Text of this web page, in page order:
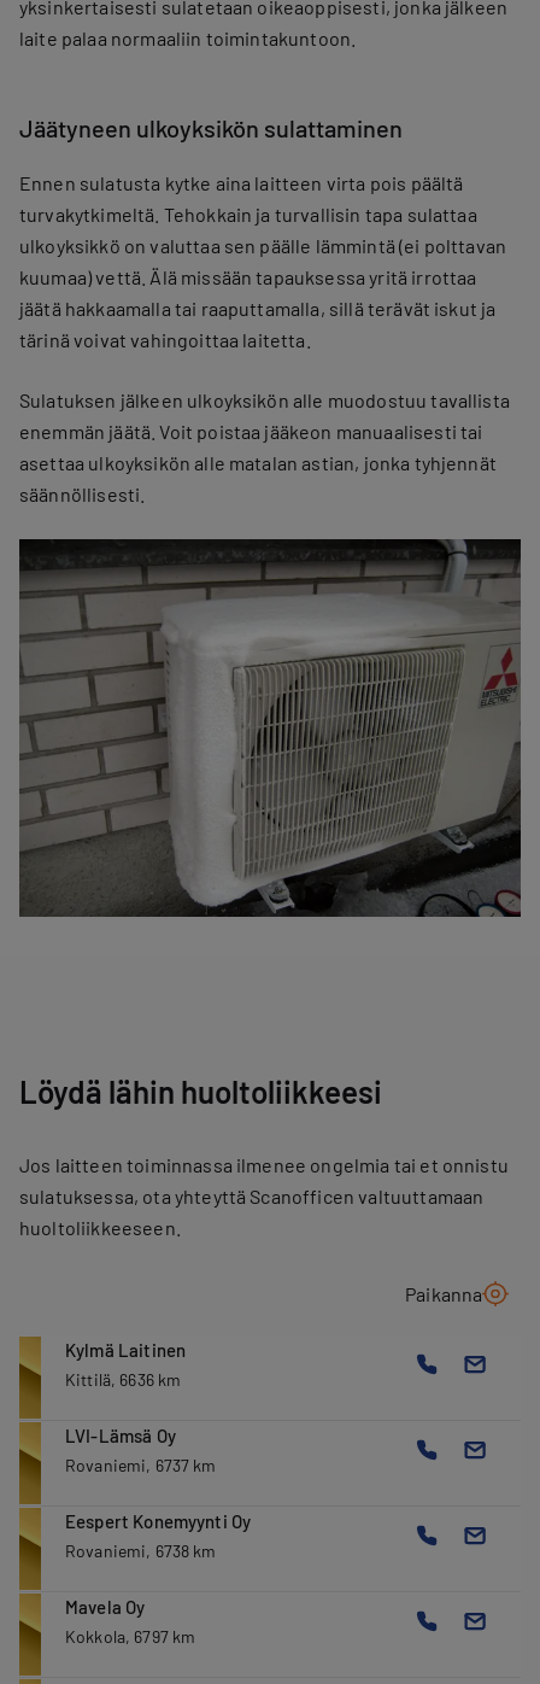
yksinkertaisesti sulatetaan oikeaoppisesti, jonka jälkeen
laite palaa normaaliin toimintakuntoon.
Jäätyneen ulkoyksikön sulattaminen
Ennen sulatusta kytke aina laitteen virta pois päältä
turvakytkimeltä. Tehokkain ja turvallisin tapa sulattaa
ulkoyksikkö on valuttaa sen päälle lämmintä (ei polttavan
kuumaa) vettä. Älä missään tapauksessa yritä irrottaa
jäätä hakkaamalla tai raaputtamalla, sillä terävät iskut ja
tärinä voivat vahingoittaa laitetta.
Sulatuksen jälkeen ulkoyksikön alle muodostuu tavallista
enemmän jäätä. Voit poistaa jääkeon manuaalisesti tai
asettaa ulkoyksikön alle matalan astian, jonka tyhjennät
säännöllisesti.
Löydä lähin huoltoliikkeesi
Jos laitteen toiminnassa ilmenee ongelmia tai et onnistu
sulatuksessa, ota yhteyttä Scanofficen valtuuttamaan
huoltoliikkeeseen.
Paikanna
Kylmä Laitinen
Kittilä, 6636 km
LVI-Lämsä Oy
Rovaniemi, 6737 km
Eespert Konemyynti Oy
Rovaniemi, 6738 km
Mavela Oy
Kokkola, 6797 km